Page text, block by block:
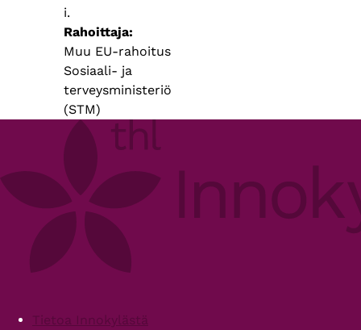
i.
Rahoittaja
Muu EU-rahoitus
Sosiaali- ja
terveysministeriö
(STM)
FooterTietoa Innokylästä